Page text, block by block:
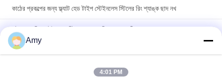
কাঠের প্রকল্পের জন্য ফ্ল্যাট হেড টাইপ স্টেইনলেস স্টিলের রিং শ্যাঙ্ক ছাদ নখ
জল্ট হেড পলিশ স্টেইনলেস স্টিল অ্যানুলার রিং শঙ্ক নখ টিম্বারদের জন্য
32 মিমি এক্স 1.9 চেকার্ড ফ্ল্যাট হেড রিং শ্যাঙ্ক নখ SUS316 মরিচা সুরক্ষা
Amy
4:01 PM